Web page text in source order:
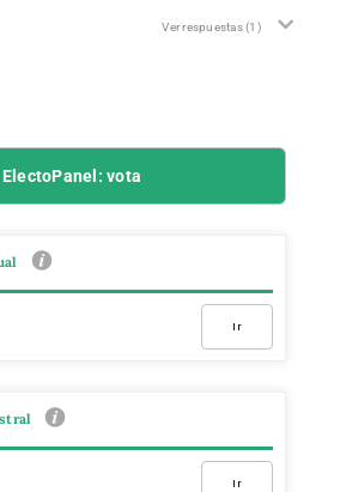
Ver respuestas(1)
ElectoPanel: vota
Ir
Ir